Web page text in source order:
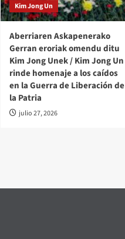
Kim Jong Un
Aberriaren Askapenerako
Gerran eroriak omendu ditu
Kim Jong Unek / Kim Jong Un
rinde homenaje a los caídos
en la Guerra de Liberación de
la Patria
julio 27, 2026